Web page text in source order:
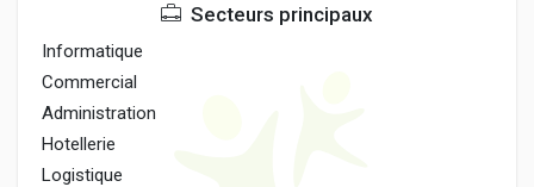
Secteurs principaux
Informatique
Commercial
Administration
Hotellerie
Logistique